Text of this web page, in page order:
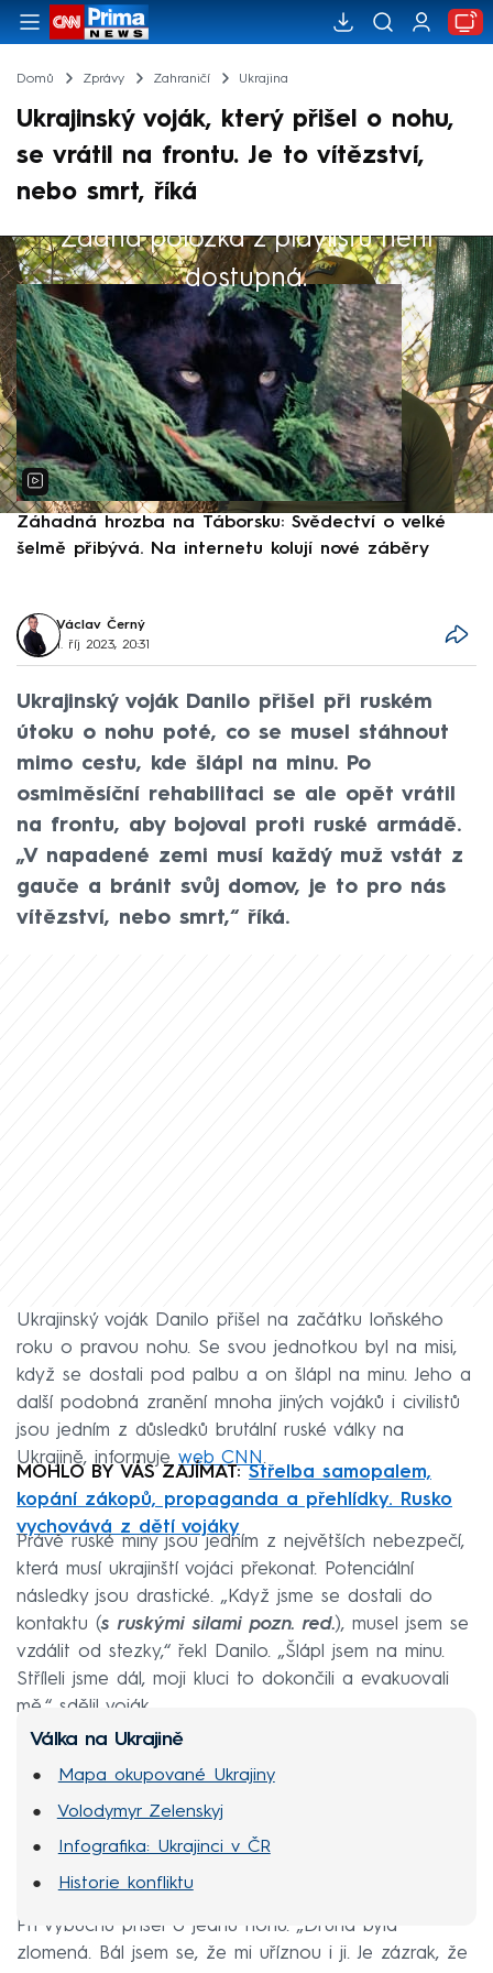
Domů Zprávy Zahraničí Ukrajina
Ukrajinský voják, který přišel o nohu,
se vrátil na frontu. Je to vítězství,
nebo smrt, říká
Žádná položka z playlistu není
dostupná.
Výběr redakce
Záhadná hrozba na Táborsku: Svědectví o velké
šelmě přibývá. Na internetu kolují nové záběry
Václav Černý
1. říj 2023, 20:31
Ukrajinský voják Danilo přišel při ruském
útoku o nohu poté, co se musel stáhnout
mimo cestu, kde šlápl na minu. Po
osmiměsíční rehabilitaci se ale opět vrátil
na frontu, aby bojoval proti ruské armádě.
„V napadené zemi musí každý muž vstát z
gauče a bránit svůj domov, je to pro nás
vítězství, nebo smrt,“ říká.
Ukrajinský voják Danilo přišel na začátku loňského
roku o pravou nohu. Se svou jednotkou byl na misi,
když se dostali pod palbu a on šlápl na minu. Jeho a
další podobná zranění mnoha jiných vojáků i civilistů
jsou jedním z důsledků brutální ruské války na
Ukrajině, informuje web CNN.
MOHLO BY VÁS ZAJÍMAT: Střelba samopalem,
kopání zákopů, propaganda a přehlídky. Rusko
vychovává z dětí vojáky
Právě ruské miny jsou jedním z největších nebezpečí,
která musí ukrajinští vojáci překonat. Potenciální
následky jsou drastické. „Když jsme se dostali do
kontaktu (s ruskými silami pozn. red.), musel jsem se
vzdálit od stezky,“ řekl Danilo. „Šlápl jsem na minu.
Stříleli jsme dál, moji kluci to dokončili a evakuovali
mě,“ sdělil voják.
Válka na Ukrajině
Mapa okupované Ukrajiny
Volodymyr Zelenskyj
Infografika: Ukrajinci v ČR
Historie konfliktu
Při výbuchu přišel o jednu nohu. „Druhá byla
zlomená. Bál jsem se, že mi uříznou i ji. Je zázrak, že